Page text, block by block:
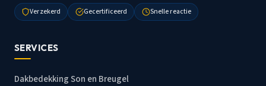
Verzekerd Gecertificeerd Snelle reactie
SERVICES
Dakbedekking Son en Breugel